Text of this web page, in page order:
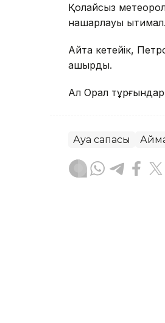
Қолайсыз
нашарлауы ықтимал.
Айта кетейік,
қашырды.
Ал Орал
Ауа сапасы